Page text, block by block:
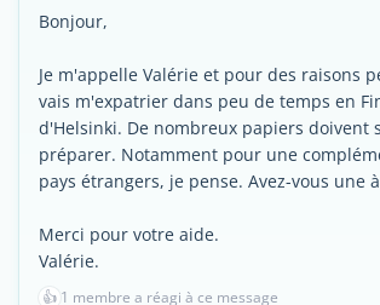
Bonjour,
Je m'appelle Valérie et pour des raisons
vais m'expatrier dans peu de temps en
d'Helsinki. De nombreux papiers doivent
préparer. Notamment pour une
pays étrangers, je pense. Avez-vous une
Merci pour votre aide.
Valérie.
👍 1 membre a réagi à ce message